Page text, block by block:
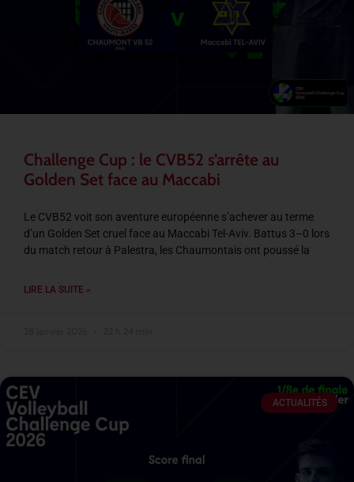
Challenge Cup : le CVB52 s’arrête au
Golden Set face au Maccabi
Le CVB52 voit son aventure européenne s’achever au terme
d’un Golden Set cruel face au Maccabi Tel-Aviv. Battus 3–0 lors
du match retour à Palestra, les Chaumontais ont poussé la
LIRE LA SUITE »
ACTUALITÉS